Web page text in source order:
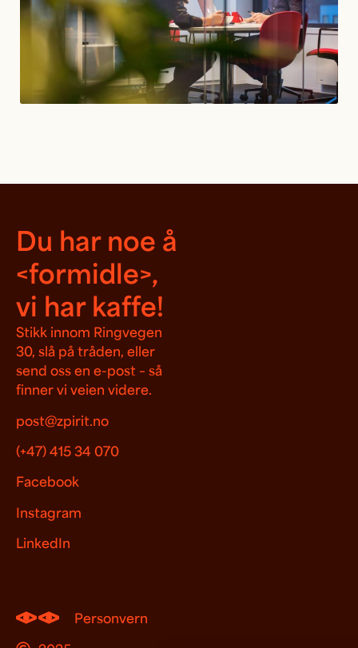
Du har noe å
<formidle>,
vi har kaffe!
Stikk innom Ringvegen
30, slå på tråden, eller
send oss en e-post – så
finner vi veien videre.
post@zpirit.no
(+47) 415 34 070
Facebook
Instagram
LinkedIn
Personvern